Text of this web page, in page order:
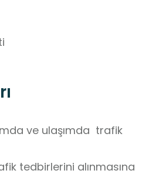
ve ulaşımda  trafik
tedbirlerini alınmasına